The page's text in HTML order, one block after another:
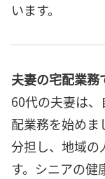
います。
夫妻の宅配業務
60代の夫妻は
配業務を始めま
分担し、地域の
す。シニアの健